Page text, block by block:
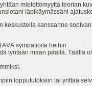
mielettömyyttä teorian
läpikäymässäni
keskustella kanssanne
sympatioita heihin.
työtään maan päällä. Täällä
lopputuloksiin tai yrittää